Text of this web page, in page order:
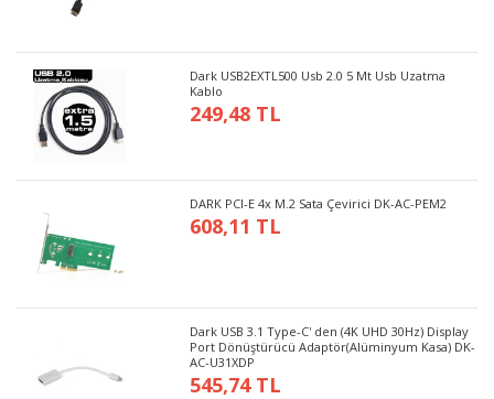
Dark USB2EXTL500 Usb 2.0 5 Mt Usb Uzatma
Kablo
249,48 TL
DARK PCI-E 4x M.2 Sata Çevirici DK-AC-PEM2
608,11 TL
Dark USB 3.1 Type-C' den (4K UHD 30Hz) Display
Port Dönüştürücü Adaptör(Alüminyum Kasa) DK-
AC-U31XDP
545,74 TL